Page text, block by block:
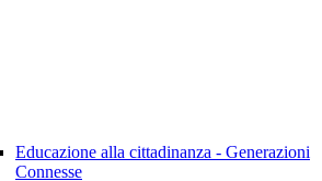
Educazione alla cittadinanza - Generazioni
Connesse